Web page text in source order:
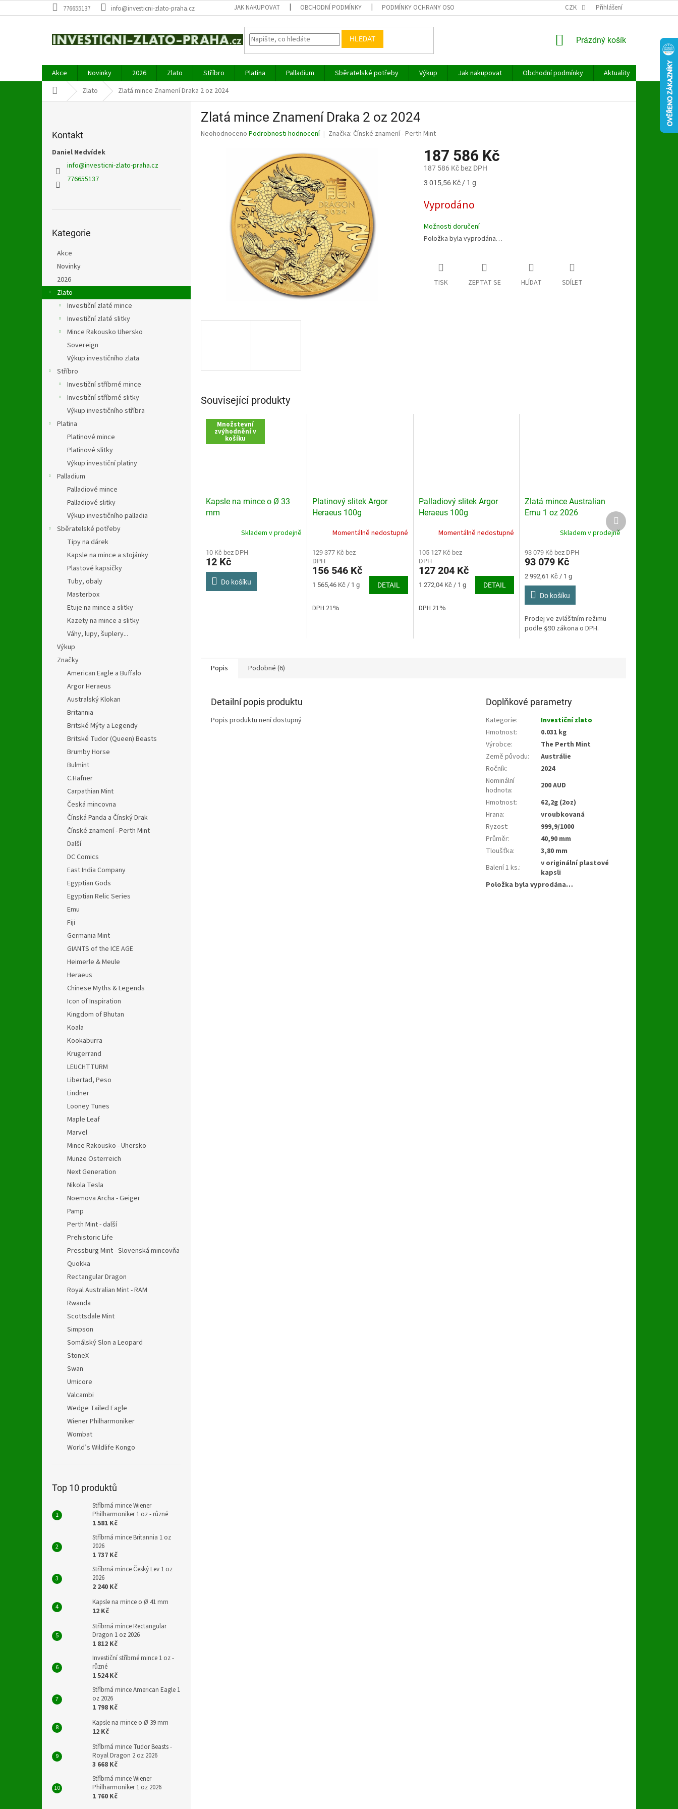
na
776655137 info@investicni-zlato-praha.cz JAK NAKUPOVAT OBCHODNÍ PODMÍNKY PODMÍNKY OCHRANY OSOBNÍCH ÚDAJŮ CZK Přihlášení
HLEDAT
NÁKUPNÍ
Prázdný košík
Akce Novinky 2026 Zlato Stříbro Platina Palladium Sběratelské potřeby Výkup Jak nakupovat Obchodní podmínky Aktuality
Kontakt
Domů Zlato Zlatá mince Znamení Draka 2 oz 2024
Kontakt
Daniel Nedvídek
info@investicni-zlato-praha.cz
776655137
kategorie
Kategorie
Akce
Novinky
2026
Zlato
Investiční zlaté mince
Investiční zlaté slitky
Mince Rakousko Uhersko
Sovereign
Výkup investičního zlata
Stříbro
Investiční stříbrné mince
Investiční stříbrné slitky
Výkup investičního stříbra
Platina
Platinové mince
Platinové slitky
Výkup investiční platiny
Palladium
Palladiové mince
Palladiové slitky
Výkup investičního palladia
Sběratelské potřeby
Tipy na dárek
Kapsle na mince a stojánky
Plastové kapsičky
Tuby, obaly
Masterbox
Etuje na mince a slitky
Kazety na mince a slitky
Váhy, lupy, šuplery...
Výkup
Značky
American Eagle a Buffalo
Argor Heraeus
Australský Klokan
Britannia
Britské Mýty a Legendy
Britské Tudor (Queen) Beasts
Brumby Horse
Bulmint
C.Hafner
Carpathian Mint
Česká mincovna
Čínská Panda a Čínský Drak
Čínské znamení - Perth Mint
Další
DC Comics
East India Company
Egyptian Gods
Egyptian Relic Series
Emu
Fiji
Germania Mint
GIANTS of the ICE AGE
Heimerle & Meule
Heraeus
Chinese Myths & Legends
Icon of Inspiration
Kingdom of Bhutan
Koala
Kookaburra
Krugerrand
LEUCHTTURM
Libertad, Peso
Lindner
Looney Tunes
Maple Leaf
Marvel
Mince Rakousko - Uhersko
Munze Osterreich
Next Generation
Nikola Tesla
Noemova Archa - Geiger
Pamp
Perth Mint - další
Prehistoric Life
Pressburg Mint - Slovenská mincovňa
Quokka
Rectangular Dragon
Royal Australian Mint - RAM
Rwanda
Scottsdale Mint
Simpson
Somálský Slon a Leopard
StoneX
Swan
Umicore
Valcambi
Wedge Tailed Eagle
Wiener Philharmoniker
Wombat
World’s Wildlife Kongo
Top 10 produktů
Stříbrná mince Wiener
Philharmoniker 1 oz - různé
1 581 Kč
Stříbrná mince Britannia 1 oz
2026
1 737 Kč
Stříbrná mince Český Lev 1 oz
2026
2 240 Kč
Kapsle na mince o Ø 41 mm
12 Kč
Stříbrná mince Rectangular
Dragon 1 oz 2026
1 812 Kč
Investiční stříbrné mince 1 oz -
různé
1 524 Kč
Stříbrná mince American Eagle 1
oz 2026
1 798 Kč
Kapsle na mince o Ø 39 mm
12 Kč
Stříbrná mince Tudor Beasts -
Royal Dragon 2 oz 2026
3 668 Kč
Stříbrná mince Wiener
Philharmoniker 1 oz 2026
1 760 Kč
Zlatá mince Znamení Draka 2 oz 2024
Průměrné
Neohodnoceno Podrobnosti hodnocení Značka: Čínské znamení - Perth Mint
187 586 Kč
187 586 Kč bez DPH
Měrná
3 015,56 Kč / 1 g
Vyprodáno
Možnosti doručení
Položka byla vyprodána…
TISK ZEPTAT SE HLÍDAT SDÍLET
Související produkty
Množstevní
zvýhodnění v
košíku
Kapsle na mince o Ø 33
mm
Skladem v prodejně
10 Kč bez DPH
12 Kč
Do košíku
Platinový slitek Argor
Heraeus 100g
Momentálně nedostupné
129 377 Kč bez
DPH
156 546 Kč
Měrná
1 565,46 Kč / 1 g DETAIL
DPH 21%
Palladiový slitek Argor
Heraeus 100g
Momentálně nedostupné
105 127 Kč bez
DPH
127 204 Kč
Měrná
1 272,04 Kč / 1 g DETAIL
DPH 21%
Zlatá mince Australian
Emu 1 oz 2026
Skladem v prodejně
93 079 Kč bez DPH
93 079 Kč
Měrná
cena:
2 992,61 Kč / 1 g
Do košíku
Prodej ve zvláštním režimu
podle §90 zákona o DPH.
Další
produkt
Popis Podobné (6)
Detailní popis produktu
Popis produktu není dostupný
Doplňkové parametry
Kategorie:
Investiční zlato
Hmotnost:
0.031 kg
Výrobce:
The Perth Mint
Země původu:
Austrálie
Ročník:
2024
Nominální
hodnota:
200 AUD
Hmotnost:
62,2g (2oz)
Hrana:
vroubkovaná
Ryzost:
999,9/1000
Průměr:
40,90 mm
Tloušťka:
3,80 mm
Balení 1 ks.:
v originální plastové
kapsli
Položka byla vyprodána…